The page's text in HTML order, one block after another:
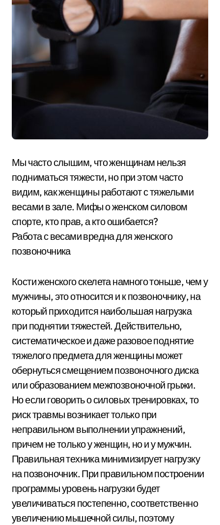
Мы часто слышим, что женщинам нельзя
подниматься тяжести, но при этом часто
видим, как женщины работают с тяжелыми
весами в зале. Мифы о женском силовом
спорте, кто прав, а кто ошибается?
Работа с весами вредна для женского
позвоночника
Кости женского скелета намного тоньше, чем у
мужчины, это относится и к позвоночнику, на
который приходится наибольшая нагрузка
при поднятии тяжестей. Действительно,
систематическое и даже разовое поднятие
тяжелого предмета для женщины может
обернуться смещением позвоночного диска
или образованием межпозвоночной грыжи.
Но если говорить о силовых тренировках, то
риск травмы возникает только при
неправильном выполнении упражнений,
причем не только у женщин, но и у мужчин.
Правильная техника минимизирует нагрузку
на позвоночник. При правильном построении
программы уровень нагрузки будет
увеличиваться постепенно, соответственно
увеличению мышечной силы, поэтому